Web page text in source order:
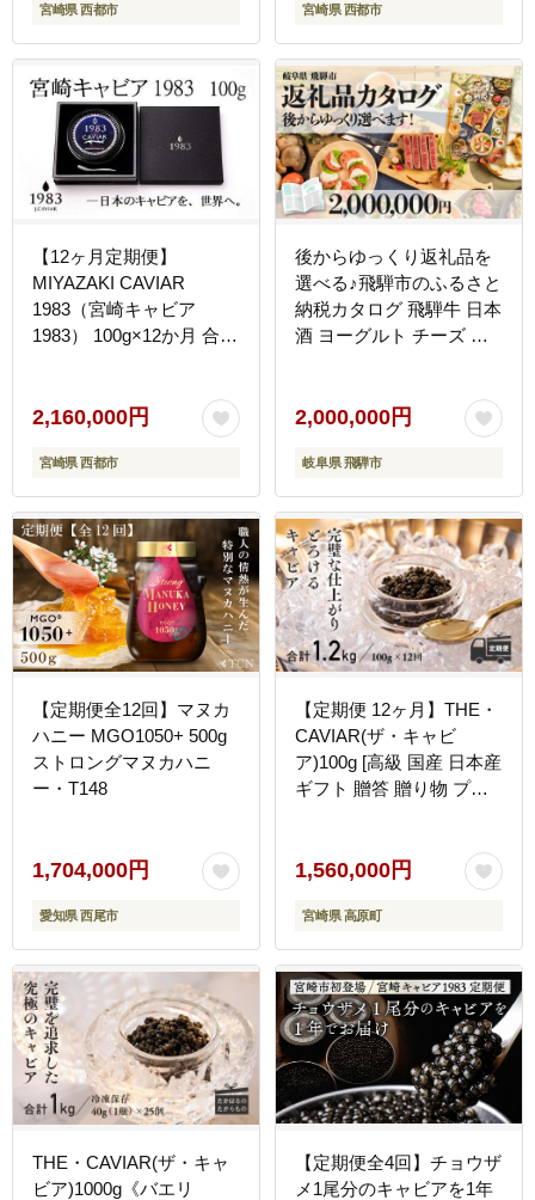
宮崎県 西都市 宮崎県 西都市
【12ヶ月定期便】
MIYAZAKI CAVIAR
1983（宮崎キャビア
1983） 100g×12か月 合計
＜25-4a＞
2,160,000円
宮崎県 西都市
後からゆっくり返礼品を
選べる♪飛騨市のふるさと
納税カタログ 飛騨牛 日本
酒 ヨーグルト チーズ ハ
2,000,000円
岐阜県 飛騨市
【定期便全12回】マヌカ
ハニー MGO1050+ 500g
ストロングマヌカハニ
ー・T148
1,704,000円
愛知県 西尾市
【定期便 12ヶ月】THE・
CAVIAR(ザ・キャビ
ア)100g [高級 国産 日本産
ギフト 贈答 贈り物 プレ
1,560,000円
宮崎県 高原町
THE・CAVIAR(ザ・キャ
ビア)1000g《バエリ
【定期便全4回】チョウザ
メ1尾分のキャビアを1年